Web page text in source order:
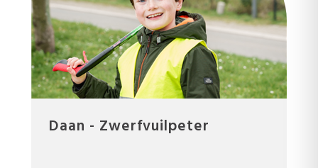
Daan - Zwerfvuilpeter